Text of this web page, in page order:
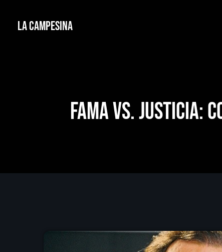
La Campesina
Fama vs. justicia: